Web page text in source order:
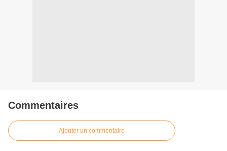
Commentaires
Ajouter un commentaire